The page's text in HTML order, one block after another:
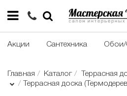
Акции Сантехника Обои/
Главная Каталог Террасная
Террасная доска